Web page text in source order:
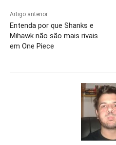
Artigo anterior
Entenda por que Shanks e
Mihawk não são mais rivais
em One Piece